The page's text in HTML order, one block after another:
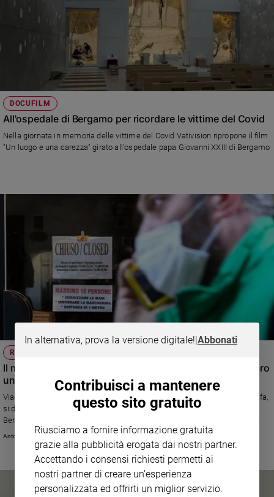
DOCUFILM
All'ospedale di Bergamo per ricordare le vittime del Covid
Nella giornata in memoria delle vittime del Covid Vativision ripropone il film
"Un luogo e una carezza" girato all'ospedale papa Giovanni XXIII di Bergamo
REPORTAGE
Il macigno dei lutti e la voglia di rialzarsi. Alzano e Nembro
un anno dopo
Viaggio nella Val Seriana epicentro della prima ondata dove, dodici mesi fa,
si discuteva se chiudere tutto prima del lockdown nazionale. Il sindaco
Bertocchi: «Molti hanno attacchi di panico perché non si vede la fine». Il
parroco: «Ora serve una vicinanza vera, i social non bastano più»
Antonio Sanfrancesco
In alternativa, prova la versione digitale!|Abbonati
Contribuisci a mantenere
questo sito gratuito
Riusciamo a fornire informazione gratuita
grazie alla pubblicità erogata dai nostri partner.
Accettando i consensi richiesti permetti ai
nostri partner di creare un'esperienza
personalizzata ed offrirti un miglior servizio.